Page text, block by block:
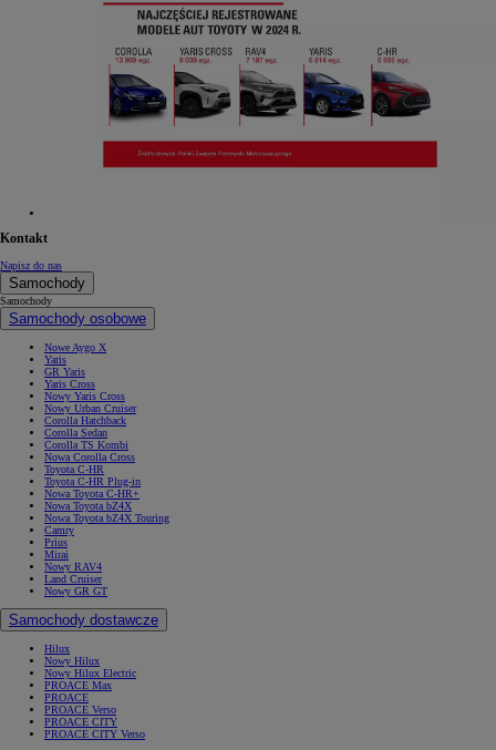
Kontakt
Napisz do nas
Samochody
Samochody
Samochody osobowe
Nowe Aygo X
Yaris
GR Yaris
Yaris Cross
Nowy Yaris Cross
Nowy Urban Cruiser
Corolla Hatchback
Corolla Sedan
Corolla TS Kombi
Nowa Corolla Cross
Toyota C-HR
Toyota C-HR Plug-in
Nowa Toyota C-HR+
Nowa Toyota bZ4X
Nowa Toyota bZ4X Touring
Camry
Prius
Mirai
Nowy RAV4
Land Cruiser
Nowy GR GT
Samochody dostawcze
Hilux
Nowy Hilux
Nowy Hilux Electric
PROACE Max
PROACE
PROACE Verso
PROACE CITY
PROACE CITY Verso